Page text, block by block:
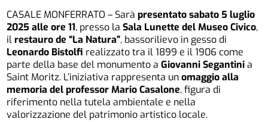
CASALE MONFERRATO – Saràpresentato sabato 5 luglio
2025 alle ore 11, presso laSala Lunette del Museo Civico,
ilrestauro de “La Natura”, bassorilievo in gesso di
Leonardo Bistolfi realizzato tra il 1899 e il 1906 come
parte della base del monumento aGiovanni Segantinia
Saint Moritz. L’iniziativa rappresenta unomaggio alla
memoria del professor Mario Casalone, figura di
riferimento nella tutela ambientale e nella
valorizzazione del patrimonio artistico locale.